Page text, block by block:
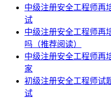
中级注册安全工程师再
试
中级注册安全工程师再
吗（推荐阅读）
中级注册安全工程师再
家
初级注册安全工程师试
试